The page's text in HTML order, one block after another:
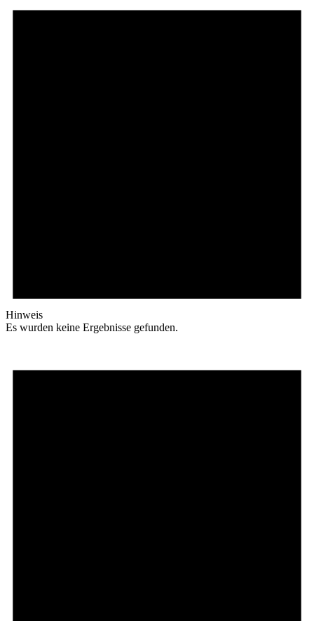
Hinweis
Es wurden keine Ergebnisse gefunden.